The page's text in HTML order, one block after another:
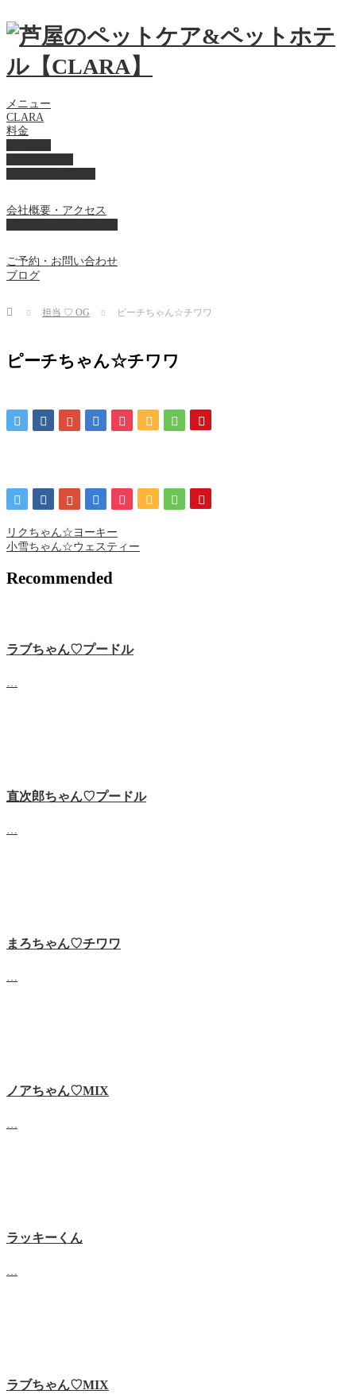
メニュー
CLARA
料金
会社概要・アクセス
ご予約・お問い合わせ
ブログ
Home 担当 ♡ OG ピーチちゃん☆チワワ
ピーチちゃん☆チワワ
リクちゃん☆ヨーキー
小雪ちゃん☆ウェスティー
Recommended
ラブちゃん♡プードル
直次郎ちゃん♡プードル
まろちゃん♡チワワ
ノアちゃん♡‬MIX
ラッキーくん
ラブちゃん♡MIX